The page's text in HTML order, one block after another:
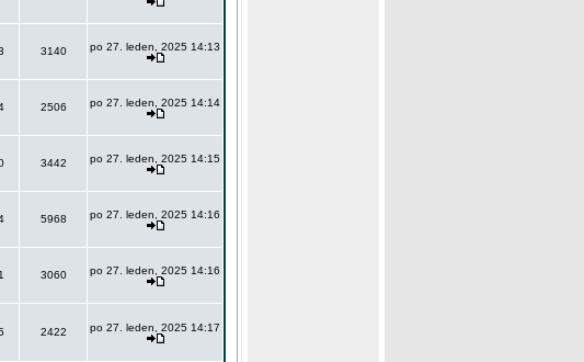
3140 po 27. leden, 2025 14:13
2506 po 27. leden, 2025 14:14
3442 po 27. leden, 2025 14:15
5968 po 27. leden, 2025 14:16
3060 po 27. leden, 2025 14:16
2422 po 27. leden, 2025 14:17